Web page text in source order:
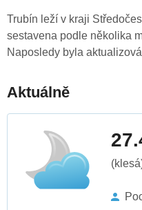
Trubín leží v kraji
sestavena podle několika
Naposledy byla
Aktuálně